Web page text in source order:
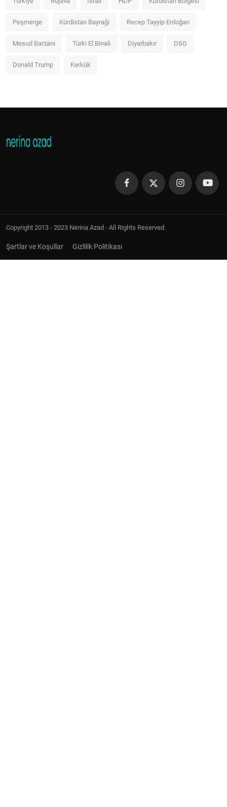
Peşmerge Kürdistan Bayrağı Recep Tayyip Erdoğan
Mesud Barzani Türki El Binali Diyarbakır DSG
Donald Trump Kerkük
Copyright 2013 - 2023 Nerina Azad - All Rights Reserved.
Şartlar ve Koşullar Gizlilik Politikası